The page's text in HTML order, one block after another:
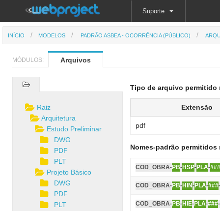
Suporte
INÍCIO MODELOS PADRÃO ASBEA - OCORRÊNCIA (PÚBLICO)
MÓDULOS: Arquivos
Tipo de arquivo permitido
Extensão
pdf
Nomes-padrão permitidos
COD_OBRA-PB-HSP-PLA-###
COD_OBRA-PB-HIN-PLA-###
COD_OBRA-PB-HIE-PLA-###
Raiz
Arquitetura
Estudo Preliminar
DWG
PDF
PLT
Projeto Básico
DWG
PDF
PLT